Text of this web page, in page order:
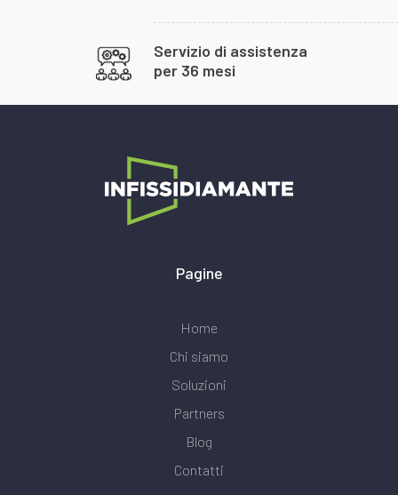
Servizio di assistenza
per 36 mesi
Pagine
Home
Chi siamo
Soluzioni
Partners
Blog
Contatti